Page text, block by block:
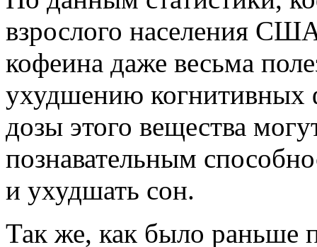
взрослого населения
кофеина даже весьма
ухудшению когнитивных
дозы этого вещества
познавательным
и ухудшать сон.
Так же, как было раньше